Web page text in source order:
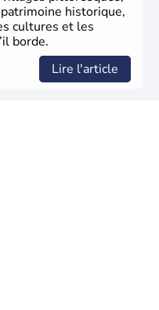
historique,
cultures et les
borde.
Lire l'article